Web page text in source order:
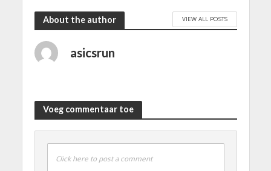
About the author VIEW ALL POSTS
asicsrun
Voeg commentaar toe
Click here to post a comment